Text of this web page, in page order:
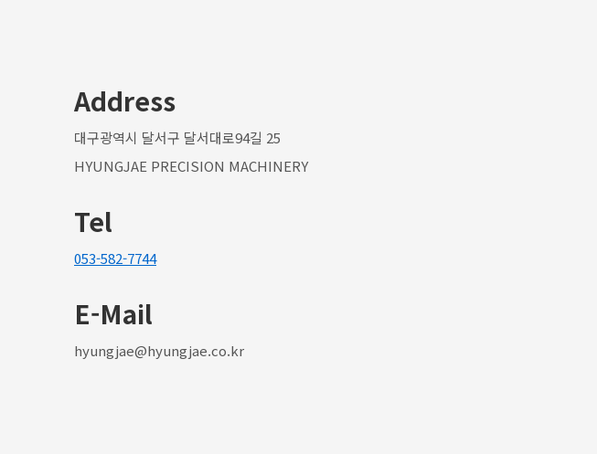
Address
대구광역시 달서구 달서대로94길 25
HYUNGJAE PRECISION MACHINERY
Tel
053-582-7744
E-Mail
hyungjae@hyungjae.co.kr